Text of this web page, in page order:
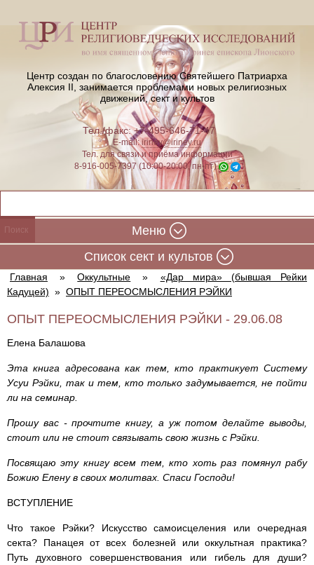
Центр создан по благословению Святейшего Патриарха
Алексия II, занимается проблемами новых религиозных
движений, сект и культов
Тел./факс: +7-495-646-71-47
E-mail:iriney@iriney.ru
Тел. для связи и приёма информации
8-916-005-7397 (10:00-20:00, пн-пт)
Меню
Cписок сект и культов
Главная » Оккультные »
«Дар мира» (бывшая Рейки
Кадуцей) » ОПЫТ ПЕРЕОСМЫСЛЕНИЯ РЭЙКИ
ОПЫТ ПЕРЕОСМЫСЛЕНИЯ РЭЙКИ - 29.06.08
Елена Балашова
Эта книга адресована как тем, кто практикует Систему
Усуи Рэйки, так и тем, кто только задумывается, не пойти
ли на семинар.
Прошу вас - прочтите книгу, а уж потом делайте выводы,
стоит или не стоит связывать свою жизнь с Рэйки.
Посвящаю эту книгу всем тем, кто хоть раз помянул рабу
Божию Елену в своих молитвах. Спаси Господи!
ВСТУПЛЕНИЕ
Что такое Рэйки? Искусство самоисцеления или очередная
секта? Панацея от всех болезней или оккультная практика?
Путь духовного совершенствования или гибель для души?